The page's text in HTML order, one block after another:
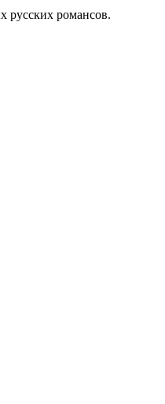
русских романсов.